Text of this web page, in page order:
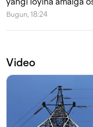
Bugun, 18:24
Video